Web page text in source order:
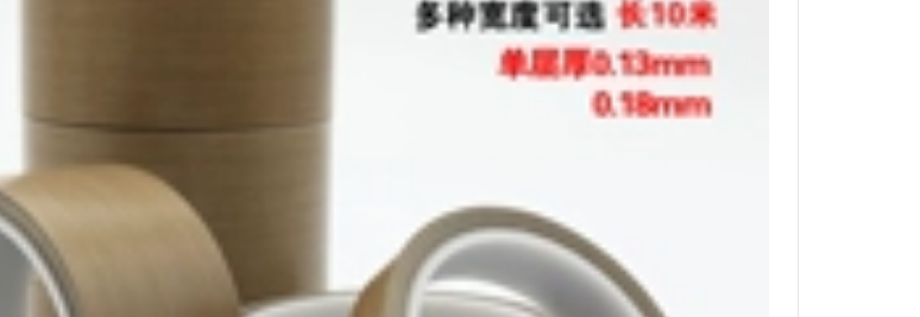
Băng keo điện chịu
199,000
Băng keo xanh
Kaizhen, băng keo
cách điện, bảng
mạch mạ điện, sơn
phun và sơn bóng